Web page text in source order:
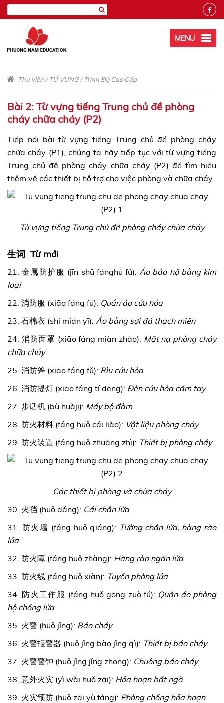
MENU
Thư viện/TỪ VỰNG/Trình Độ Cao Cấp
Bài 2: Từ vựng tiếng Trung chủ đề phòng
cháy chữa cháy (P2)
Tiếp nối bài từ vựng tiếng Trung chủ đề phòng cháy
chữa cháy (P1), chúng ta hãy tiếp tục với từ vựng tiếng
Trung chủ đề phòng cháy chữa cháy (P2) để tìm hiểu
thêm về các thiết bị hỗ trợ cho việc phòng và chữa cháy.
Từ vựng tiếng Trung chủ đề phòng cháy chữa cháy
生词 Từ mới
21. 金属防护服 (jīn shǔ fánghù fú):Áo bảo hộ bằng kim
loại
22. 消防服 (xiāo fáng fú): Quần áo cứu hỏa
23. 石棉衣 (shí mián yī): Áo bằng sợi đá thạch miên
24. 消防面罩 (xiāo fáng miàn zhào): Mặt nạ phòng cháy
chữa cháy
25. 消防斧 (xiāo fáng fǔ): Rìu cứu hỏa
26. 消防提灯 (xiāo fáng tí dēng): Đèn cứu hỏa cầm tay
27. 步话机 (bù huàjī): Máy bộ đàm
28. 防火材料 (fáng huǒ cái liào): Vật liệu phòng cháy
29. 防火装置 (fáng huǒ zhuāng zhì): Thiết bị phòng cháy
Các thiết bị phòng và chữa cháy
30. 火挡 (huǒ dǎng): Cái chắn lửa
31. 防火墙 (fáng huǒ qiáng): Tường chắn lửa, hàng rào
lửa
32. 防火障 (fáng huǒ zhàng): Hàng rào ngăn lửa
33. 防火线 (fáng huǒ xiàn): Tuyến phòng lửa
34. 防火工作服 (fáng huǒ gōng zuò fú): Quần áo phòng
hộ chống lửa
35. 火警 (huǒ jǐng): Báo cháy
36. 火警报警器 (huǒ jǐng bào jǐng qì): Thiết bị báo cháy
37. 火警警钟 (huǒ jǐng jǐng zhōng): Chuông báo cháy
38. 意外火灾 (yì wài huǒ zāi): Hỏa hoạn bất ngờ
39. 火灾预防 (huǒ zāi yù fáng): Phòng chống hỏa hoạn